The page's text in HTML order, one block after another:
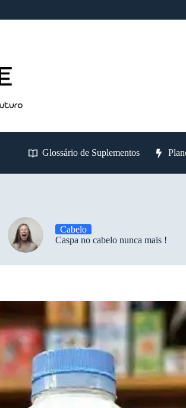
Glossário de Suplementos
Cabelo
Caspa no cabelo nunca mais !